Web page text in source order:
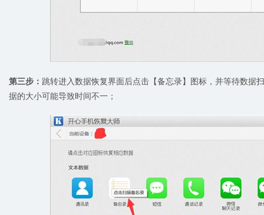
第三步： 跳转进入数据恢复界面后点击【备忘录】图标，并等待数据
据的大小可能导致时间不一；